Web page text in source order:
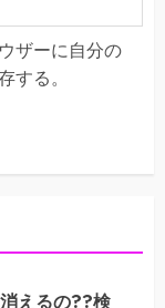
ザーに自分の
する。
消えるの??検